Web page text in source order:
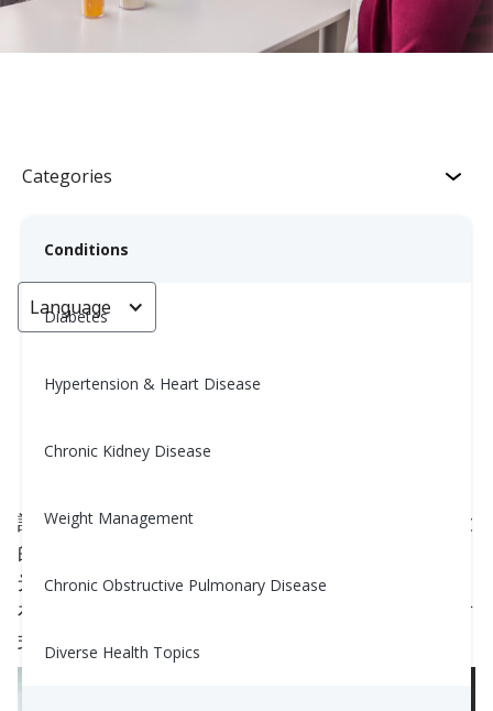
Categories
Conditions
Diabetes
Hypertension & Heart Disease
Chronic Kidney Disease
Weight Management
Chronic Obstructive Pulmonary Disease
Diverse Health Topics
Language
對抗季節性情緒變化最簡單的方法
Yiwen Lu, MS, RD
許多人在冬季感到更累、情緒低落或缺乏動力。最大
的原因是？
光線在情緒、能量和睡眠中扮演了重要角色，因此
在較黑暗的月份獲得更多光線是感覺更好的最有效方
式之一。